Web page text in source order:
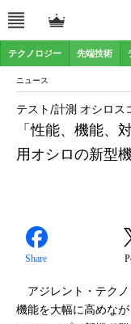
テクノロジー 先端技術
ニュース
「性能、機能、
用オシロの新型
テスト/計測 オシロス
Share
アジレント・テクノ
機能を大幅に高めな